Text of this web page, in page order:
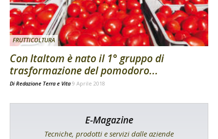
FRUTTICOLTURA
Con Italtom è nato il 1° gruppo di
trasformazione del pomodoro...
Di Redazione Terra e Vita 9 Aprile 2018
E-Magazine
Tecniche, prodotti e servizi dalle aziende